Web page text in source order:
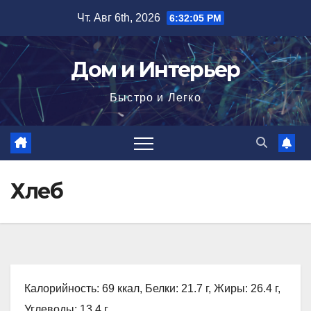
содержимому
Чт. Авг 6th, 2026 6:32:06 PM
Дом и Интерьер
Быстро и Легко
Хлеб
Калорийность: 69 ккал, Белки: 21.7 г, Жиры: 26.4 г,